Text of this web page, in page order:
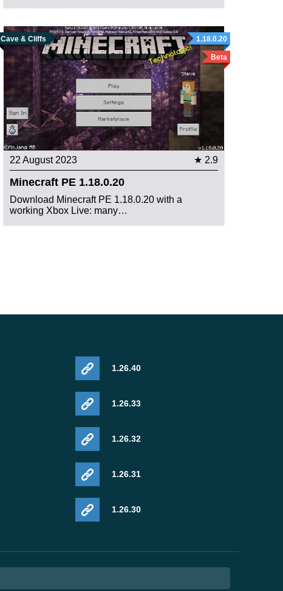
Cave & Cliffs 1.18.0.20
Beta
22 August 2023 ★ 2.9
Minecraft PE 1.18.0.20
Download Minecraft PE 1.18.0.20 with a
working Xbox Live: many…
1.26.40
1.26.33
1.26.32
1.26.31
1.26.30